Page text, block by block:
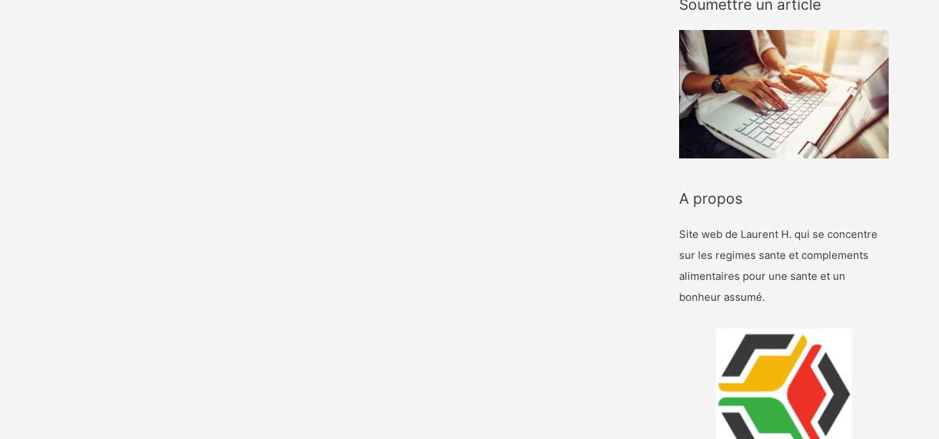
Soumettre un article
A propos
Site web de Laurent H. qui se concentre
sur les regimes sante et complements
alimentaires pour une sante et un
bonheur assumé.